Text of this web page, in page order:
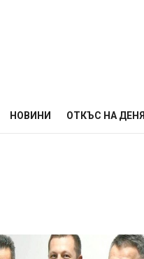
НОВИНИ ОТКЪС НА ДЕНЯ